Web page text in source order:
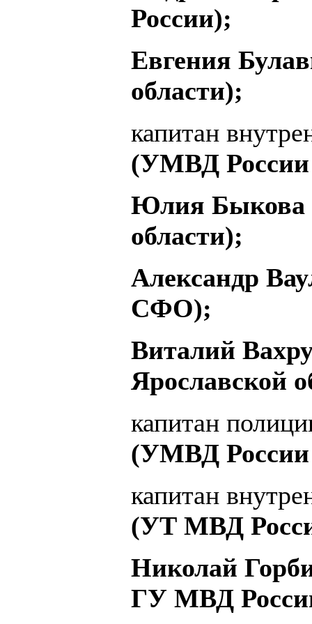
России);
Евгения
области);
капитан
(УМВД России
Юлия Быкова
области);
Александр
СФО);
Виталий
Ярославской
капитан
(УМВД России
капитан
(УТ МВД
Николай
ГУ МВД